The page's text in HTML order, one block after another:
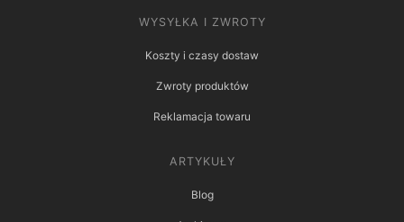
WYSYŁKA I ZWROTY
Koszty i czasy dostaw
Zwroty produktów
Reklamacja towaru
ARTYKUŁY
Blog